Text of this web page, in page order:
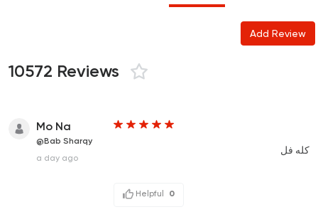
Add Review
10572 Reviews
Mo Na
@Bab Sharqy
a day ago
كله فل
Helpful 0